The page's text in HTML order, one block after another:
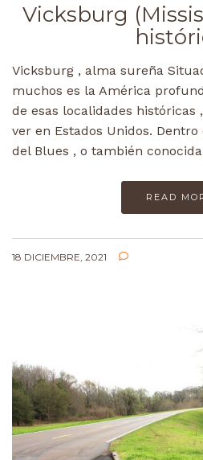
Vicksburg
Vicksburg , alma sureña
muchos es la América
de esas localidades
ver en Estados Unidos.
del Blues , o también
READ
18 DICIEMBRE, 2021